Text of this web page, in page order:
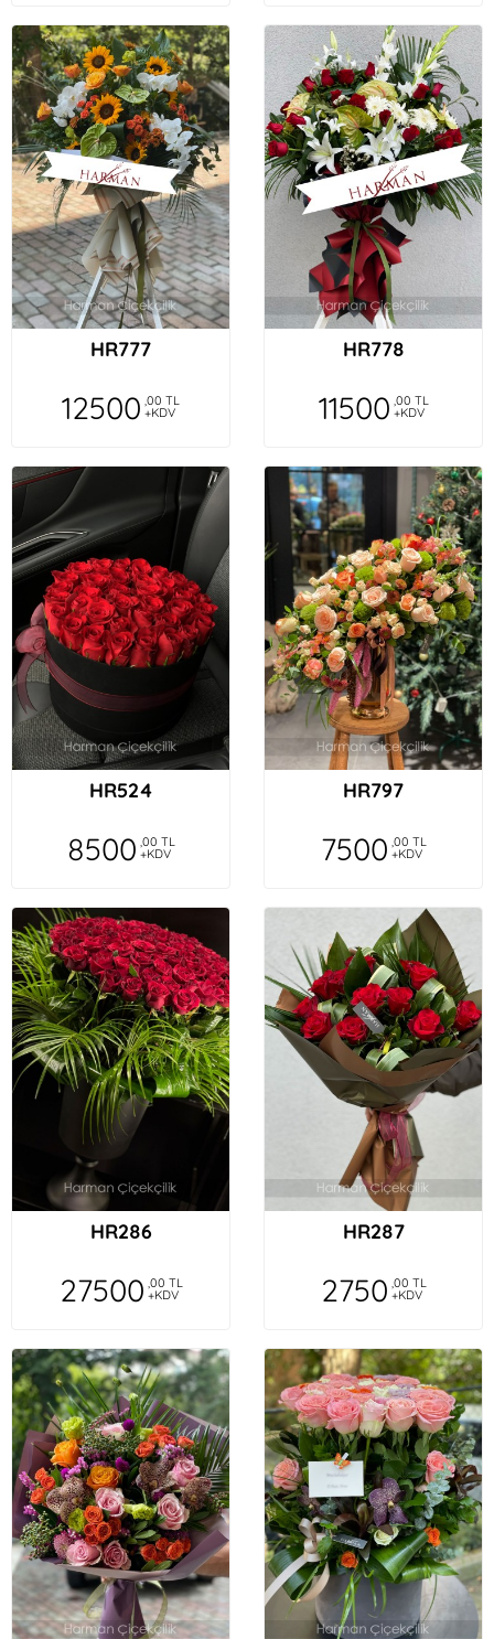
HR777
12500 ,00 TL
+KDV
HR778
11500 ,00 TL
+KDV
HR524
8500 ,00 TL
+KDV
HR797
7500 ,00 TL
+KDV
HR286
27500 ,00 TL
+KDV
HR287
2750 ,00 TL
+KDV